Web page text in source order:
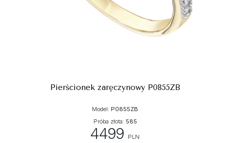
Pierścionek zaręczynowy P0855ZB
Model: P0855ZB
Próba złota: 585
4499 PLN